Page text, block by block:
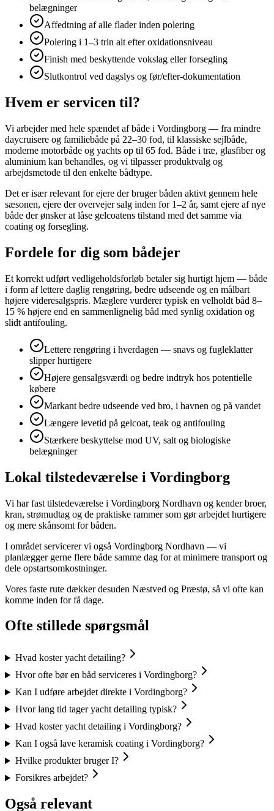
belægninger
Affedtning af alle flader inden polering
Polering i 1–3 trin alt efter oxidationsniveau
Finish med beskyttende vokslag eller forsegling
Slutkontrol ved dagslys og før/efter-dokumentation
Hvem er servicen til?
Vi arbejder med hele spændet af både i Vordingborg — fra mindre
daycruisere og familiebåde på 22–30 fod, til klassiske sejlbåde,
moderne motorbåde og yachts op til 65 fod. Både i træ, glasfiber og
aluminium kan behandles, og vi tilpasser produktvalg og
arbejdsmetode til den enkelte bådtype.
Det er især relevant for ejere der bruger båden aktivt gennem hele
sæsonen, ejere der overvejer salg inden for 1–2 år, samt ejere af nye
både der ønsker at låse gelcoatens tilstand med det samme via
coating og forsegling.
Fordele for dig som bådejer
Et korrekt udført vedligeholdsforløb betaler sig hurtigt hjem — både
i form af lettere daglig rengøring, bedre udseende og en målbart
højere videresalgspris. Mæglere vurderer typisk en velholdt båd 8–
15 % højere end en sammenlignelig båd med synlig oxidation og
slidt antifouling.
Lettere rengøring i hverdagen — snavs og fugleklatter
slipper hurtigere
Højere gensalgsværdi og bedre indtryk hos potentielle
købere
Markant bedre udseende ved bro, i havnen og på vandet
Længere levetid på gelcoat, teak og antifouling
Stærkere beskyttelse mod UV, salt og biologiske
belægninger
Lokal tilstedeværelse i Vordingborg
Vi har fast tilstedeværelse i Vordingborg Nordhavn og kender broer,
kran, strømudtag og de praktiske rammer som gør arbejdet hurtigere
og mere skånsomt for båden.
I området servicerer vi også Vordingborg Nordhavn — vi
planlægger gerne flere både samme dag for at minimere transport og
dele opstartsomkostninger.
Vores faste rute dækker desuden Næstved og Præstø, så vi ofte kan
komme inden for få dage.
Ofte stillede spørgsmål
Hvad koster yacht detailing?
Hvor ofte bør en båd serviceres i Vordingborg?
Kan I udføre arbejdet direkte i Vordingborg?
Hvor lang tid tager yacht detailing typisk?
Hvad koster yacht detailing i Vordingborg?
Kan I også lave keramisk coating i Vordingborg?
Hvilke produkter bruger I?
Forsikres arbejdet?
Også relevant